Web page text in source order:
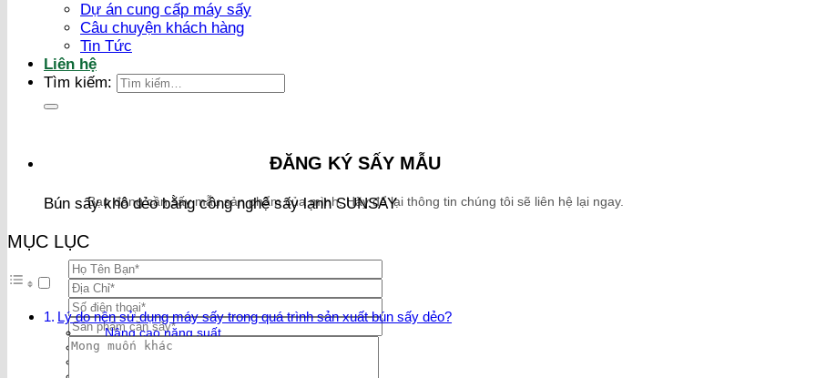
Dự án cung cấp máy sấy
Câu chuyện khách hàng
Tin Tức
Liên hệ
Tìm kiếm:
ĐĂNG KÝ SẤY MẪU
Bạn đang cần sấy mẫu sản phẩm của mình. Hãy để lại thông tin chúng tôi sẽ liên hệ lại ngay.
Bún sấy khô dẻo bằng công nghệ sấy lạnh SUNSAY
MỤC LỤC
Lý do nên sử dụng máy sấy trong quá trình sản xuất bún sấy dẻo?
Nâng cao năng suất
Đảm bảo vệ sinh an toàn thực phẩm